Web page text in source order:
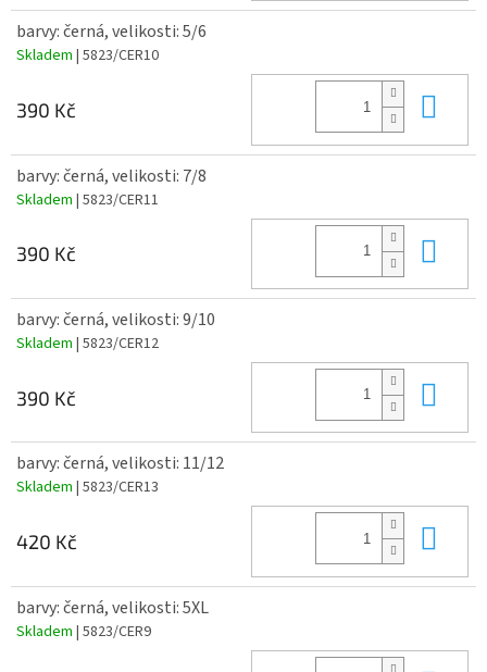
barvy: černá, velikosti: 5/6
Skladem | 5823/CER10
390 Kč
barvy: černá, velikosti: 7/8
Skladem | 5823/CER11
390 Kč
barvy: černá, velikosti: 9/10
Skladem | 5823/CER12
390 Kč
barvy: černá, velikosti: 11/12
Skladem | 5823/CER13
420 Kč
barvy: černá, velikosti: 5XL
Skladem | 5823/CER9